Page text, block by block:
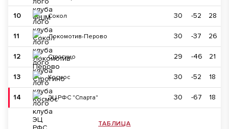
10 Сокол 30 -52 28
11 Локомотив-Перово 30 -37 26
12 Строгино 29 -46 21
13 Космос 30 -52 18
14 ЭЦ РФС "Спарта" 30 -67 18
ТАБЛИЦА